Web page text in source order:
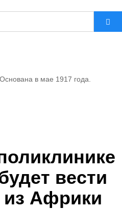
Основана в мае 1917 года.
вести
из Африки